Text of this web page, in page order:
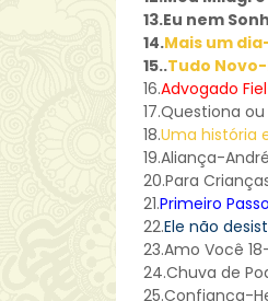
13.Eu nem
14.Mais um
15..Tudo Novo-
16.Advogado
17.Questiona
18.Uma história
19.Aliança-
20.Para
21.Primeiro
22.Ele não
23.Amo Você
24.Chuva de
25.Confiança-